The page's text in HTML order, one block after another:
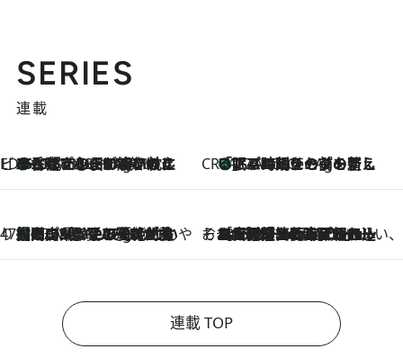
SERIES
連載
ビューティいいもの集め EDITORS' BEST
17 Minutes Ago
35℃超えの日の夜、枕にひと吹き！ BAUMのルームスプレーが、ひのきの香りで心まで解きほぐす CREA'S CHOICE
17 Minutes Ago
「眠る時刻をセットする」——眠りの前を整える、バルミューダの新しいアプローチ
47都道府県の手みやげ ひんやりスイーツで夏を満喫
17 Minutes Ago
【岡山県】この夏絶対食べたい 冷やしておいしいおやつ3選 フルーツが主役のプリンやアイスが勢揃い そおだよおこの関西おいしい、おやつ紀行
2026.8.9
［大阪府箕面市］一皿一皿目の前で仕上げられる、料理を巧みに組み込んだアシェットデセールコース「ミチル アシェット デセール（Michiru assiette dessert）」
連載 TOP